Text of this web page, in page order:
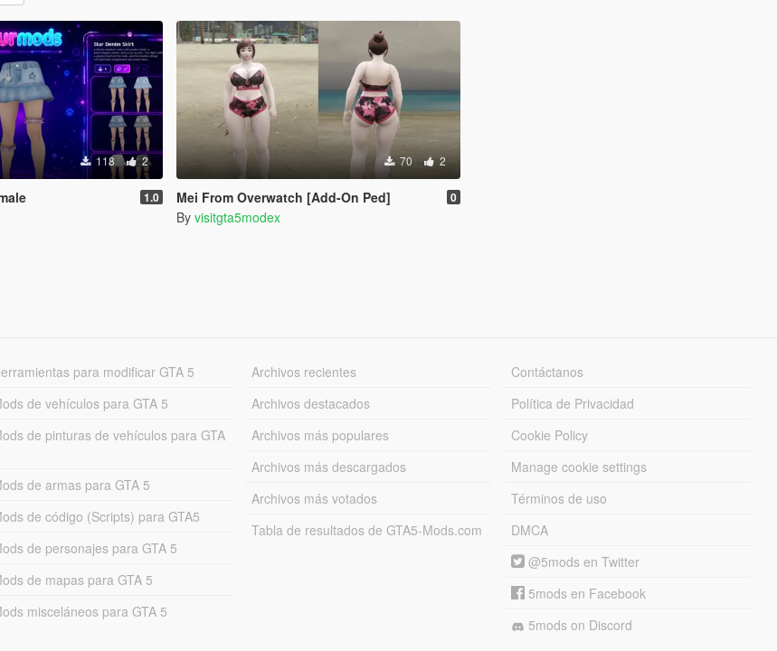
118 2
1.0
70 2
Mei From Overwatch [Add-On Ped] 0
By visitgta5modex
para modificar GTA 5
de vehículos para GTA 5
de pinturas de vehículos para GTA
de armas para GTA 5
de código (Scripts) para GTA5
de personajes para GTA 5
de mapas para GTA 5
misceláneos para GTA 5
Archivos recientes
Archivos destacados
Archivos más populares
Archivos más descargados
Archivos más votados
Tabla de resultados de GTA5-Mods.com
Contáctanos
Política de Privacidad
Cookie Policy
Manage cookie settings
Términos de uso
DMCA
@5mods en Twitter
5mods en Facebook
5mods on Discord